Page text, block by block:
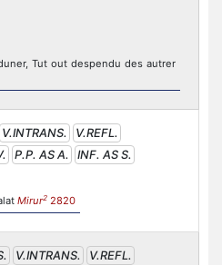
Tut out despendu des autrer
V.INTRANS.
V.REFL.
P.P. AS A.
INF. AS S.
Mirur2 2820
V.INTRANS.
V.REFL.